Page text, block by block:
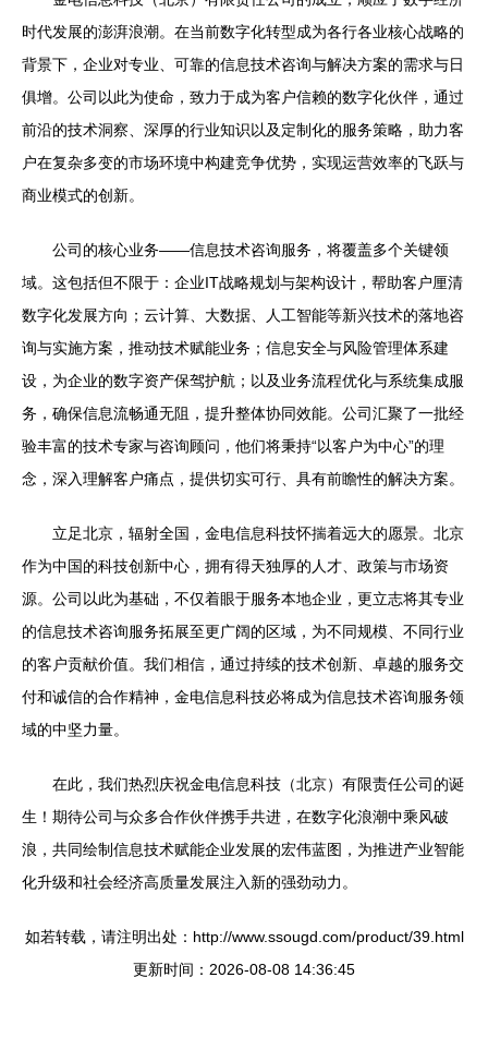
时代发展的澎湃浪潮。在当前数字化转型成为各行各业核心战略的
背景下，企业对专业、可靠的信息技术咨询与解决方案的需求与日
俱增。公司以此为使命，致力于成为客户信赖的数字化伙伴，通过
前沿的技术洞察、深厚的行业知识以及定制化的服务策略，助力客
户在复杂多变的市场环境中构建竞争优势，实现运营效率的飞跃与
商业模式的创新。
公司的核心业务——信息技术咨询服务，将覆盖多个关键领
域。这包括但不限于：企业IT战略规划与架构设计，帮助客户厘清
数字化发展方向；云计算、大数据、人工智能等新兴技术的落地咨
询与实施方案，推动技术赋能业务；信息安全与风险管理体系建
设，为企业的数字资产保驾护航；以及业务流程优化与系统集成服
务，确保信息流畅通无阻，提升整体协同效能。公司汇聚了一批经
验丰富的技术专家与咨询顾问，他们将秉持“以客户为中心”的理
念，深入理解客户痛点，提供切实可行、具有前瞻性的解决方案。
立足北京，辐射全国，金电信息科技怀揣着远大的愿景。北京
作为中国的科技创新中心，拥有得天独厚的人才、政策与市场资
源。公司以此为基础，不仅着眼于服务本地企业，更立志将其专业
的信息技术咨询服务拓展至更广阔的区域，为不同规模、不同行业
的客户贡献价值。我们相信，通过持续的技术创新、卓越的服务交
付和诚信的合作精神，金电信息科技必将成为信息技术咨询服务领
域的中坚力量。
在此，我们热烈庆祝金电信息科技（北京）有限责任公司的诞
生！期待公司与众多合作伙伴携手共进，在数字化浪潮中乘风破
浪，共同绘制信息技术赋能企业发展的宏伟蓝图，为推进产业智能
化升级和社会经济高质量发展注入新的强劲动力。
如若转载，请注明出处：http://www.ssougd.com/product/39.html
更新时间：2026-08-08 14:36:45